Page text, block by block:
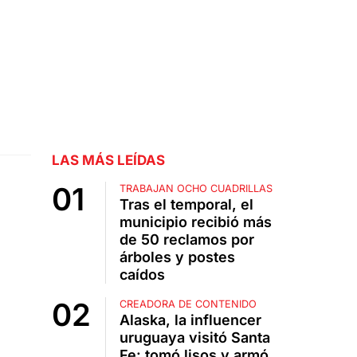
LAS MÁS LEÍDAS
TRABAJAN OCHO CUADRILLAS
Tras el temporal, el
municipio recibió más
de 50 reclamos por
árboles y postes
caídos
CREADORA DE CONTENIDO
Alaska, la influencer
uruguaya visitó Santa